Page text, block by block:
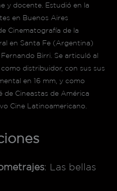
y docente. Estudió en la
en Buenos Aires
Cinematografía de la
en Santa Fe (Argentina)
Birri. Se articuló al
distribuidor, con sus sus
en 16 mm, y como
Cineastas de América
Cine Latinoamericano.
: Las bellas